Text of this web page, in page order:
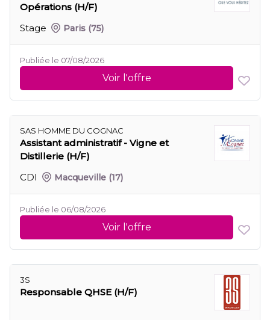
Opérations (H/F)
Stage
Paris (75)
Publiée le 07/08/2026
Voir l'offre
SAS HOMME DU COGNAC
Assistant administratif - Vigne et
Distillerie (H/F)
CDI
Macqueville (17)
Publiée le 06/08/2026
Voir l'offre
3S
Responsable QHSE (H/F)